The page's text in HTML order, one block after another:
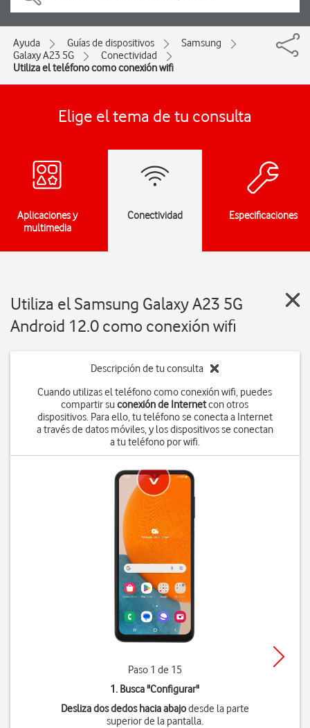
Ayuda Guías de dispositivos
Samsung
Galaxy A23 5G
Conectividad
Utiliza el teléfono como conexión wifi
Elige el tema de tu consulta
Aplicaciones y
multimedia
Conectividad Especificaciones
Utiliza el Samsung Galaxy A23 5G
Android 12.0 como conexión wifi
Descripción de tu consulta
Cuando utilizas el teléfono como conexión wifi, puedes
compartir suconexión de Internetcon otros
dispositivos. Para ello, tu teléfono se conecta a Internet
a través de datos móviles, y los dispositivos se conectan
a tu teléfono por wifi.
Paso 1 de 15
1. Busca "Configurar"
Desliza dos dedos hacia abajodesde la parte
superior de la pantalla.